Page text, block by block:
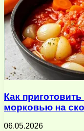
Как
морковью на
06.05.2026